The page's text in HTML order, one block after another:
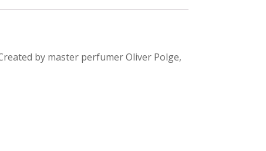
by master perfumer Oliver Polge,